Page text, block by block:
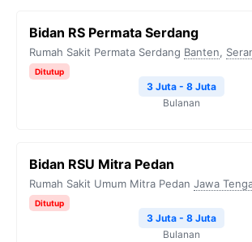
Bidan RS Permata Serdang
Rumah Sakit Permata Serdang Banten,
Ditutup
3 Juta - 8 Juta
Bulanan
Bidan RSU Mitra Pedan
Rumah Sakit Umum Mitra Pedan Jawa
Ditutup
3 Juta - 8 Juta
Bulanan